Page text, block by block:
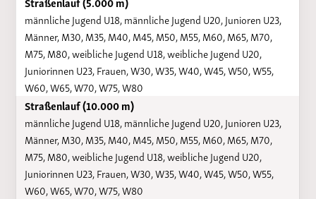
männliche Jugend U18, männliche Jugend U20, Junioren U23,
Männer, M30, M35, M40, M45, M50, M55, M60, M65, M70,
M75, M80, weibliche Jugend U18, weibliche Jugend U20,
Juniorinnen U23, Frauen, W30, W35, W40, W45, W50, W55,
W60, W65, W70, W75, W80
Straßenlauf (10.000 m)
männliche Jugend U18, männliche Jugend U20, Junioren U23,
Männer, M30, M35, M40, M45, M50, M55, M60, M65, M70,
M75, M80, weibliche Jugend U18, weibliche Jugend U20,
Juniorinnen U23, Frauen, W30, W35, W40, W45, W50, W55,
W60, W65, W70, W75, W80